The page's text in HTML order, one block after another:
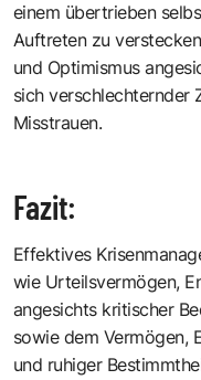
einem übertrieben
Auftreten zu
und Optimismus
sich verschlechternder
Misstrauen.
Fazit:
Effektives
wie Urteilsvermögen,
angesichts kritischer
sowie dem Vermögen,
und ruhiger